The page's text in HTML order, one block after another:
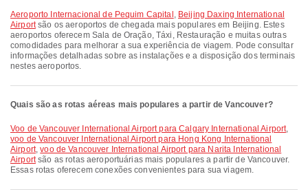
Aeroporto Internacional de Pequim Capital , Beijing Daxing International
Airportsão os aeroportos de chegada mais populares em Beijing. Estes
aeroportos oferecem Sala de Oração, Táxi, Restauração e muitas outras
comodidades para melhorar a sua experiência de viagem. Pode consultar
informações detalhadas sobre as instalações e a disposição dos terminais
nestes aeroportos.
Quais são as rotas aéreas mais populares a partir de Vancouver?
voo de Vancouver International Airport para Calgary International Airport,
voo de Vancouver International Airport para Hong Kong International
Airport,voo de Vancouver International Airport para Narita International
Airportsão as rotas aeroportuárias mais populares a partir de Vancouver.
Essas rotas oferecem conexões convenientes para sua viagem.